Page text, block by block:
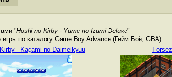
"Hoshi no Kirby - Yume no Izumi Deluxe"
по каталогу Game Boy Advance (Гейм Бой, GBA):
- Kagami no Daimeikyuu
Horsez